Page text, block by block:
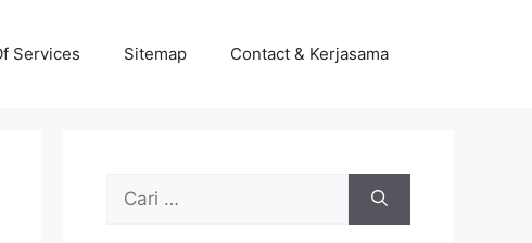
Services Sitemap Contact & Kerjasama
Cari